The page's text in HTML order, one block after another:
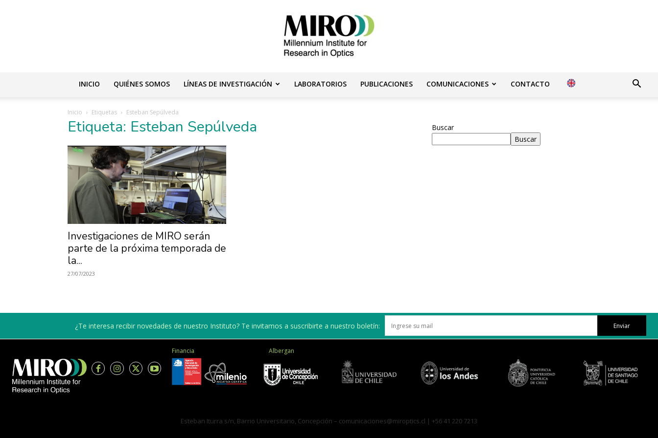
Óptica,
INICIO QUIÉNES SOMOS LÍNEAS DE INVESTIGACIÓN LABORATORIOS PUBLICACIONES COMUNICACIONES CONTACTO
Inicio Etiquetas Esteban Sepúlveda
Etiqueta: Esteban Sepúlveda
Investigaciones de MIRO serán
parte de la próxima temporada de
la...
27/07/2023
Buscar
Buscar
¿Te interesa recibir novedades de nuestro Instituto? Te invitamos a suscribirte a nuestro boletín: Enviar
Financia Albergan
Esteban Iturra s/n, Barrio Universitario, Concepción – comunicaciones@miroptics.cl | +56 41 220 7213